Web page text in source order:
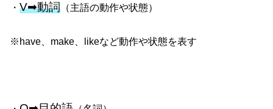
・V➡動詞 （主語の動作や状態）
※have、make、likeなど動作や状態を表す